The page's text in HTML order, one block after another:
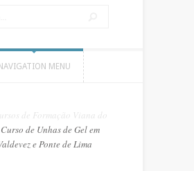
NAVIGATION MENU
de Formação Viana do
Curso de Unhas de Gel em
e Ponte de Lima